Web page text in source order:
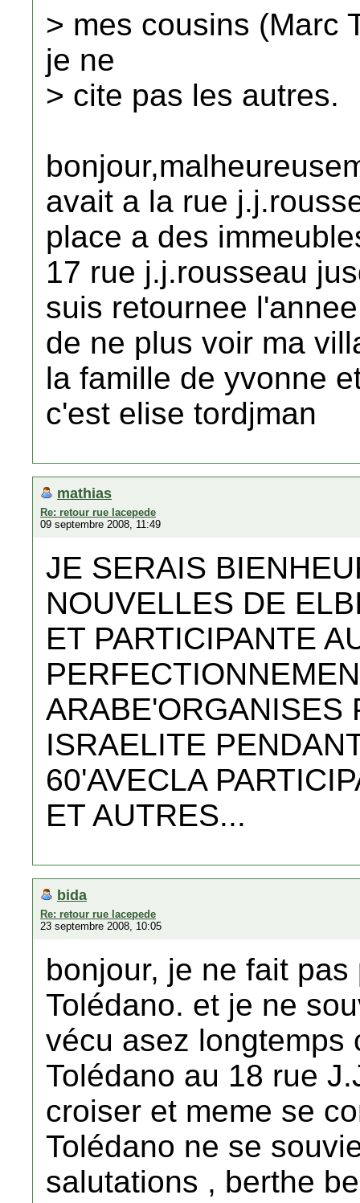
> mes cousins (Marc
je ne
> cite pas les autres.
avait a la rue
place a des
17 rue j.j.rousseau
suis retournee
de ne plus voir ma
la famille de yvonne
c'est elise tordjman
mathias
Re: retour rue lacepede
09 septembre 2008, 11:49
JE SERAIS
NOUVELLES DE
ET PARTICIPANTE
ARABE'ORGANISES
ISRAELITE
60'AVECLA
ET AUTRES...
bida
Re: retour rue lacepede
23 septembre 2008, 10:05
bonjour, je ne fait
Tolédano. et je ne
vécu asez longtemps
Tolédano au 18 rue
croiser et meme se
Tolédano ne se
salutations , berthe